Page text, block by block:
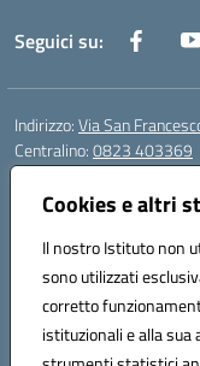
Cookies e altri
Il nostro Istituto non
sono utilizzati
corretto
istituzionali e alla
Seguici su:
Indirizzo:Via San
Centralino:0823 403369
Posta elettronica
Codice fiscale:
Annesse)
Codice meccanografico:
Codice Indice delle
Codice unico di